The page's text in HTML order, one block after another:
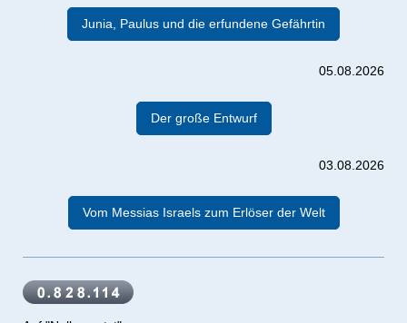
Junia, Paulus und die erfundene Gefährtin
05.08.2026
Der große Entwurf
03.08.2026
Vom Messias Israels zum Erlöser der Welt